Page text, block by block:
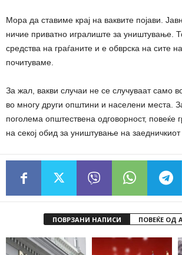
Мора да ставиме крај на ваквите појави.
ничие приватно игралиште за уништување.
средства на граѓаните и е обврска на сите
почитуваме.
За жал, вакви случаи не се случуваат само
во многу други општини и населени места.
поголема општествена одговорност, повеќе
на секој обид за уништување на заедничкиот
ПОВРЗАНИ НАПИСИ ПОВЕЌЕ ОД